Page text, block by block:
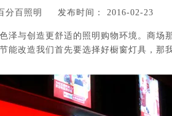
百照明 发布时间： 2016-02-23
泽与创造更舒适的照明购物环境。商场
节能改造我们首先要选择好橱窗灯具，那